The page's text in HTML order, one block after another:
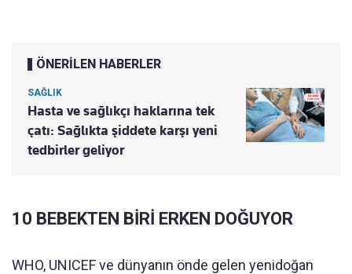
ÖNERİLEN HABERLER
SAĞLIK
Hasta ve sağlıkçı haklarına tek
çatı: Sağlıkta şiddete karşı yeni
tedbirler geliyor
10 BEBEKTEN BİRİ ERKEN DOĞUYOR
WHO, UNICEF ve dünyanın önde gelen yenidoğan